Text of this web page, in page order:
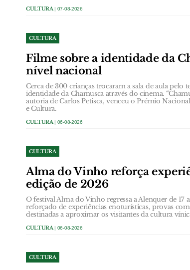
CULTURA | 07-08-2026
CULTURA
Filme sobre a identidade da
nível nacional
Cerca de 300 crianças trocaram a sala de aula
identidade da Chamusca através do cinema.
autoria de Carlos Petisca, venceu o Prémio
e Cultura.
CULTURA | 06-08-2026
CULTURA
Alma do Vinho reforça
edição de 2026
O festival Alma do Vinho regressa a Alenquer de
reforçado de experiências enoturísticas, provas
destinadas a aproximar os visitantes da cultura
CULTURA | 06-08-2026
CULTURA